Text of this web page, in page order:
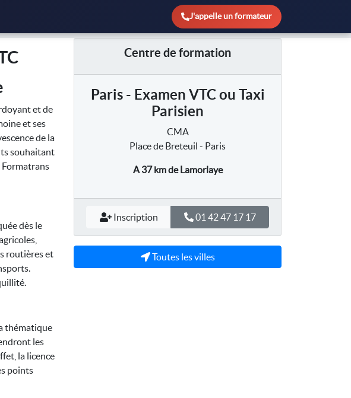
J'appelle un formateur
et de
et ses
de la
souhaitant
Formatrans
dès le
routières et
thématique
les
la licence
points
Centre de formation
Paris - Examen VTC ou Taxi
Parisien
CMA
Place de Breteuil - Paris
A 37 kmde Lamorlaye
Inscription 01 42 47 17 17
Toutes les villes